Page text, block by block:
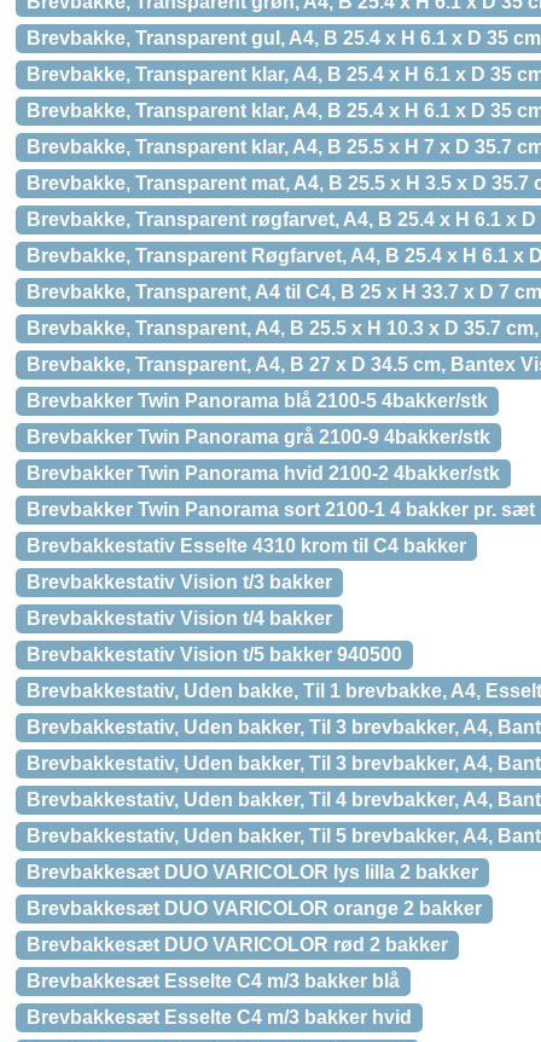
Brevbakke, Transparent gul, A4, B 25.4 x H 6.1 x D 35
Brevbakke, Transparent klar, A4, B 25.4 x H 6.1 x D 35
Brevbakke, Transparent klar, A4, B 25.4 x H 6.1 x D 35
Brevbakke, Transparent klar, A4, B 25.5 x H 7 x D 35.7
Brevbakke, Transparent mat, A4, B 25.5 x H 3.5 x D 35.7
Brevbakke, Transparent røgfarvet, A4, B 25.4 x H 6.1 x
Brevbakke, Transparent Røgfarvet, A4, B 25.4 x H 6.1 x
Brevbakke, Transparent, A4 til C4, B 25 x H 33.7 x D 7
Brevbakke, Transparent, A4, B 25.5 x H 10.3 x D 35.7
Brevbakke, Transparent, A4, B 27 x D 34.5 cm, Bantex
Brevbakker Twin Panorama blå 2100-5 4bakker/stk
Brevbakker Twin Panorama grå 2100-9 4bakker/stk
Brevbakker Twin Panorama hvid 2100-2 4bakker/stk
Brevbakker Twin Panorama sort 2100-1 4 bakker pr. sæt
Brevbakkestativ Esselte 4310 krom til C4 bakker
Brevbakkestativ Vision t/3 bakker
Brevbakkestativ Vision t/4 bakker
Brevbakkestativ Vision t/5 bakker 940500
Brevbakkestativ, Uden bakke, Til 1 brevbakke, A4,
Brevbakkestativ, Uden bakker, Til 3 brevbakker, A4,
Brevbakkestativ, Uden bakker, Til 3 brevbakker, A4,
Brevbakkestativ, Uden bakker, Til 4 brevbakker, A4,
Brevbakkestativ, Uden bakker, Til 5 brevbakker, A4,
Brevbakkesæt DUO VARICOLOR lys lilla 2 bakker
Brevbakkesæt DUO VARICOLOR orange 2 bakker
Brevbakkesæt DUO VARICOLOR rød 2 bakker
Brevbakkesæt Esselte C4 m/3 bakker blå
Brevbakkesæt Esselte C4 m/3 bakker hvid